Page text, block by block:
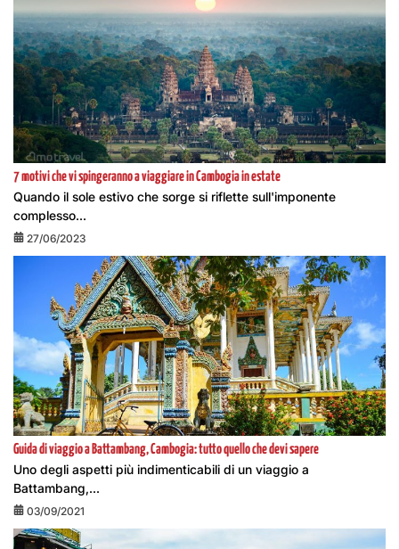
7 motivi che vi spingeranno a viaggiare in Cambogia in estate
Quando il sole estivo che sorge si riflette sull'imponente
complesso...
27/06/2023
Guida di viaggio a Battambang, Cambogia: tutto quello che devi sapere
Uno degli aspetti più indimenticabili di un viaggio a
Battambang,...
03/09/2021